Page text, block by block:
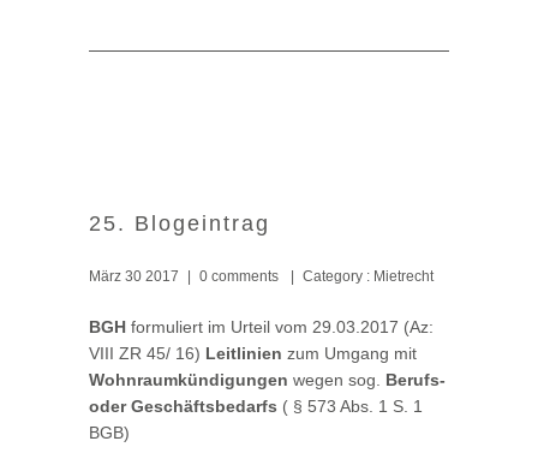
25. Blogeintrag
März 30 2017 0 comments Category : Mietrecht
BGH formuliert im Urteil vom 29.03.2017 (Az:
VIII ZR 45/ 16) Leitlinien zum Umgang mit
Wohnraumkündigungen wegen sog. Berufs-
oder Geschäftsbedarfs ( § 573 Abs. 1 S. 1
BGB)